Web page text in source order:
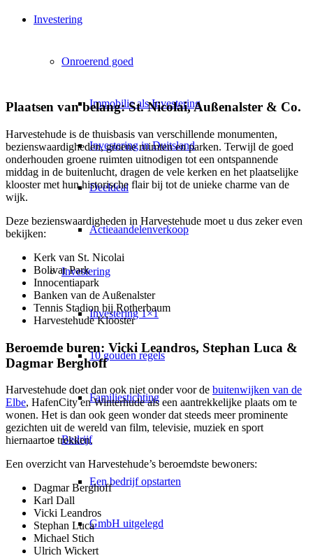
Investering
Onroerend goed
Immobilie als Investering
Investering in Duitsland
Deeldeal
Actieaandelenverkoop
Investering
Investering 1×1
10 gouden regels
Familiestichting
Bedrijf
Een bedrijf opstarten
GmbH uitgelegd
Plaatsen van belang: St. Nicolai, Außenalster & Co.
Harvestehude is de thuisbasis van verschillende monumenten,
bezienswaardigheden, groene ruimten en parken. Terwijl de goed
onderhouden groene ruimten uitnodigen tot een ontspannende
middag in de buitenlucht, dragen de vele kerken en het plaatselijke
klooster met hun historische flair bij tot de unieke charme van de
wijk.
Deze bezienswaardigheden in Harvestehude moet u dus zeker even
bekijken:
Kerk van St. Nicolai
Bolivar Park
Innocentiapark
Banken van de Außenalster
Tennis Stadion bij Rotherbaum
Harvestehude Klooster
Beroemde buren: Vicki Leandros, Stephan Luca &
Dagmar Berghoff
Harvestehude doet dan ook niet onder voor de buitenwijken van de
Elbe, HafenCityen Winterhude als een aantrekkelijke plaats om te
wonen. Het is dan ook geen wonder dat steeds meer prominente
gezichten uit de wereld van film, televisie, muziek en sport
hiernaartoe trekken.
Een overzicht van Harvestehude’s beroemdste bewoners:
Dagmar Berghoff
Karl Dall
Vicki Leandros
Stephan Luca
Michael Stich
Ulrich Wickert